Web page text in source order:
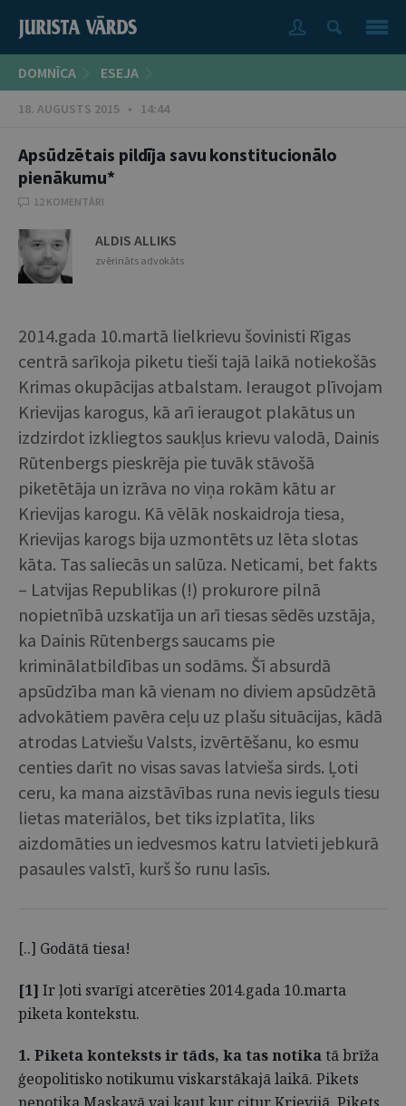
DOMNĪCA ESEJA
18. AUGUSTS 2015 • 14:44
Apsūdzētais pildīja savu konstitucionālo
pienākumu*
12 KOMENTĀRI
ALDIS ALLIKS
zvērināts advokāts
2014.gada 10.martā lielkrievu šovinisti Rīgas
centrā sarīkoja piketu tieši tajā laikā notiekošās
Krimas okupācijas atbalstam. Ieraugot plīvojam
Krievijas karogus, kā arī ieraugot plakātus un
izdzirdot izkliegtos saukļus krievu valodā, Dainis
Rūtenbergs pieskrēja pie tuvāk stāvošā
piketētāja un izrāva no viņa rokām kātu ar
Krievijas karogu. Kā vēlāk noskaidroja tiesa,
Krievijas karogs bija uzmontēts uz lēta slotas
kāta. Tas saliecās un salūza. Neticami, bet fakts
– Latvijas Republikas (!) prokurore pilnā
nopietnībā uzskatīja un arī tiesas sēdēs uzstāja,
ka Dainis Rūtenbergs saucams pie
kriminālatbildības un sodāms. Šī absurdā
apsūdzība man kā vienam no diviem apsūdzētā
advokātiem pavēra ceļu uz plašu situācijas, kādā
atrodas Latviešu Valsts, izvērtēšanu, ko esmu
centies darīt no visas savas latvieša sirds. Ļoti
ceru, ka mana aizstāvības runa nevis ieguls tiesu
lietas materiālos, bet tiks izplatīta, liks
aizdomāties un iedvesmos katru latvieti jebkurā
pasaules valstī, kurš šo runu lasīs.
[..] Godātā tiesa!
[1] Ir ļoti svarīgi atcerēties 2014.gada 10.marta
piketa kontekstu.
1. Piketa konteksts ir tāds, ka tas notika tā brīža
ģeopolitisko notikumu viskarstākajā laikā. Pikets